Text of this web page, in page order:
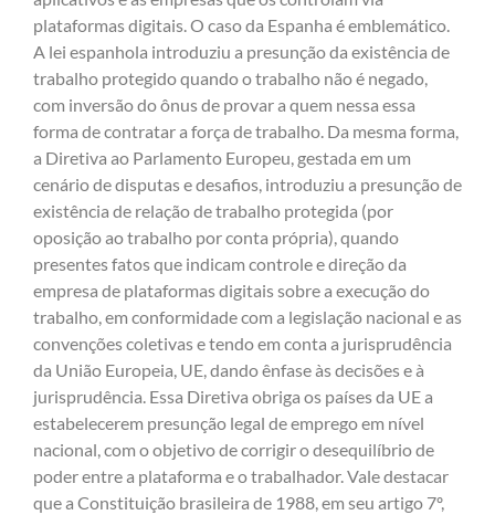
plataformas digitais. O caso da Espanha é emblemático.
A lei espanhola introduziu a presunção da existência de
trabalho protegido quando o trabalho não é negado,
com inversão do ônus de provar a quem nessa essa
forma de contratar a força de trabalho. Da mesma forma,
a Diretiva ao Parlamento Europeu, gestada em um
cenário de disputas e desafios, introduziu a presunção de
existência de relação de trabalho protegida (por
oposição ao trabalho por conta própria), quando
presentes fatos que indicam controle e direção da
empresa de plataformas digitais sobre a execução do
trabalho, em conformidade com a legislação nacional e as
convenções coletivas e tendo em conta a jurisprudência
da União Europeia, UE, dando ênfase às decisões e à
jurisprudência. Essa Diretiva obriga os países da UE a
estabelecerem presunção legal de emprego em nível
nacional, com o objetivo de corrigir o desequilíbrio de
poder entre a plataforma e o trabalhador. Vale destacar
que a Constituição brasileira de 1988, em seu artigo 7º,